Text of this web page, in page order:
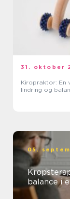
31. oktober
Kiropraktor: En
lindring og
05.
balance i